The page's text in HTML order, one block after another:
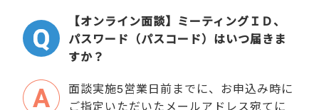
【オンライン面談】ミーティングＩＤ、
パスワード（パスコード）はいつ届きま
すか？
面談実施5営業日前までに、お申込み時に
ご指定いただいたメールアドレス宛てに